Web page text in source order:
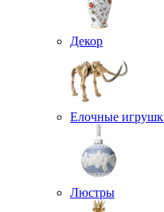
Декор
Елочные
Люстры